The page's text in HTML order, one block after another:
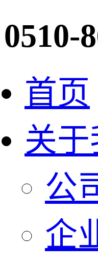
0510-
首页
关于
公
企